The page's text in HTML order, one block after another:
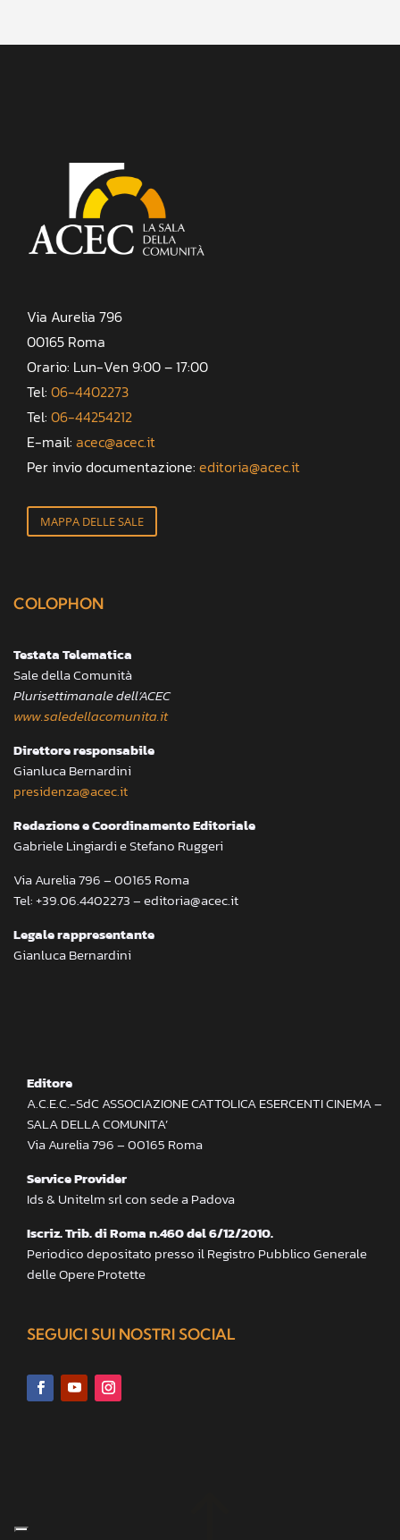
Via Aurelia 796
00165 Roma
Orario: Lun-Ven 9:00 – 17:00
Tel: 06-4402273
Tel: 06-44254212
E-mail: acec@acec.it
Per invio documentazione: editoria@acec.it
MAPPA DELLE SALE
COLOPHON
Testata Telematica
Sale della Comunità
Plurisettimanale dell’ACEC
www.saledellacomunita.it
Direttore responsabile
Gianluca Bernardini
presidenza@acec.it
Redazione e Coordinamento Editoriale
Gabriele Lingiardi e Stefano Ruggeri
Via Aurelia 796 – 00165 Roma
Tel: +39.06.4402273 – editoria@acec.it
Legale rappresentante
Gianluca Bernardini
Editore
A.C.E.C.-SdC ASSOCIAZIONE CATTOLICA ESERCENTI CINEMA –
SALA DELLA COMUNITA’
Via Aurelia 796 – 00165 Roma
Service Provider
Ids & Unitelm srl con sede a Padova
Iscriz. Trib. di Roma n.460 del 6/12/2010.
Periodico depositato presso il Registro Pubblico Generale
delle Opere Protette
SEGUICI SUI NOSTRI SOCIAL